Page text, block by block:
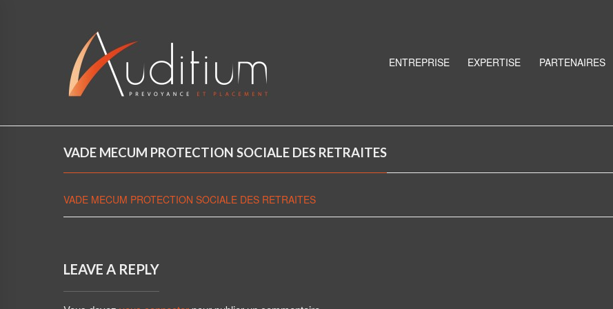
ENTREPRISE EXPERTISE PARTENAIRES
VADE MECUM PROTECTION SOCIALE DES RETRAITES
VADE MECUM PROTECTION SOCIALE DES RETRAITES
LEAVE A REPLY